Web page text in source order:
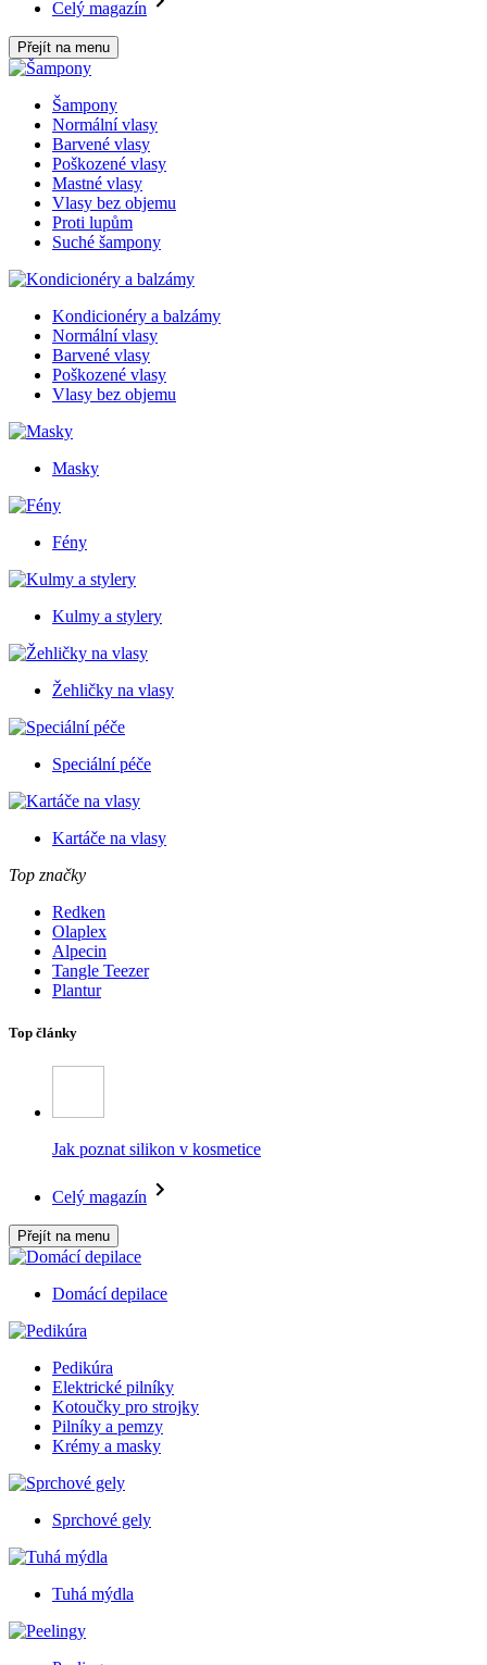
Celý magazín
Přejít na menu
Šampony
Normální vlasy
Barvené vlasy
Poškozené vlasy
Mastné vlasy
Vlasy bez objemu
Proti lupům
Suché šampony
Kondicionéry a balzámy
Normální vlasy
Barvené vlasy
Poškozené vlasy
Vlasy bez objemu
Masky
Fény
Kulmy a stylery
Žehličky na vlasy
Speciální péče
Kartáče na vlasy
Top značky
Redken
Olaplex
Alpecin
Tangle Teezer
Plantur
Top články
Jak poznat silikon v kosmetice
Celý magazín
Přejít na menu
Domácí depilace
Pedikúra
Elektrické pilníky
Kotoučky pro strojky
Pilníky a pemzy
Krémy a masky
Sprchové gely
Tuhá mýdla